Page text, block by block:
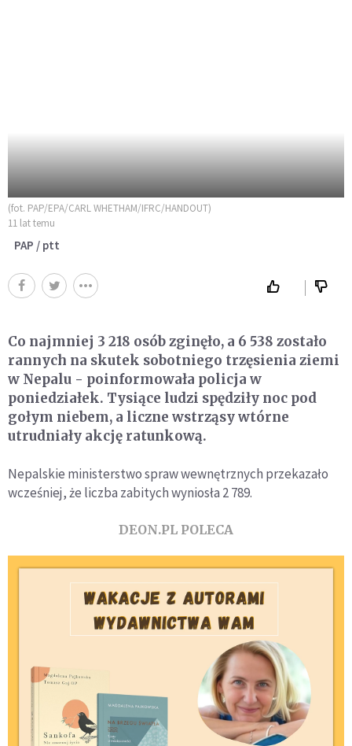
(fot. PAP/EPA/CARL WHETHAM/IFRC/HANDOUT)
11 lat temu
PAP / ptt
Co najmniej 3 218 osób zginęło, a 6 538 zostało
rannych na skutek sobotniego trzęsienia ziemi
w Nepalu - poinformowała policja w
poniedziałek. Tysiące ludzi spędziły noc pod
gołym niebem, a liczne wstrząsy wtórne
utrudniały akcję ratunkową.
Nepalskie ministerstwo spraw wewnętrznych przekazało
wcześniej, że liczba zabitych wyniosła 2 789.
DEON.PL POLECA